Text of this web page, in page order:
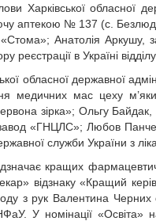
Харківської обласної
аптекою № 137 (с.
«Стома»; Анатолія
реєстрації в Україні
обласної державної
медичних мас цеху
зірка»; Ольгу Байдак,
«ГНЦЛС»; Любов
служби України з
кращих
відзнаку «Кращий
з рук Валентина
У номінації «Освіта»